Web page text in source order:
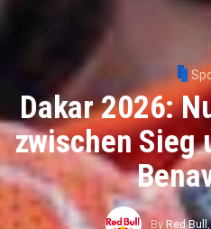
Dakar 2026:
zwischen Sieg
By Red Bull